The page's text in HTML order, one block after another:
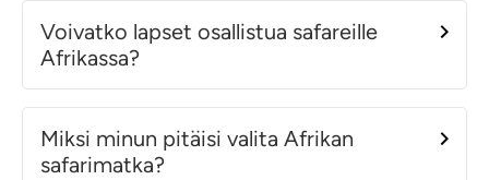
Voivatko lapset osallistua safareille
Afrikassa?
Miksi minun pitäisi valita Afrikan
safarimatka?